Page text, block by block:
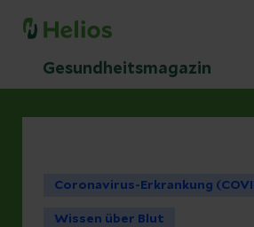
Gesundheitsmagazin
Coronavirus-Erkrankung
Wissen über Blut